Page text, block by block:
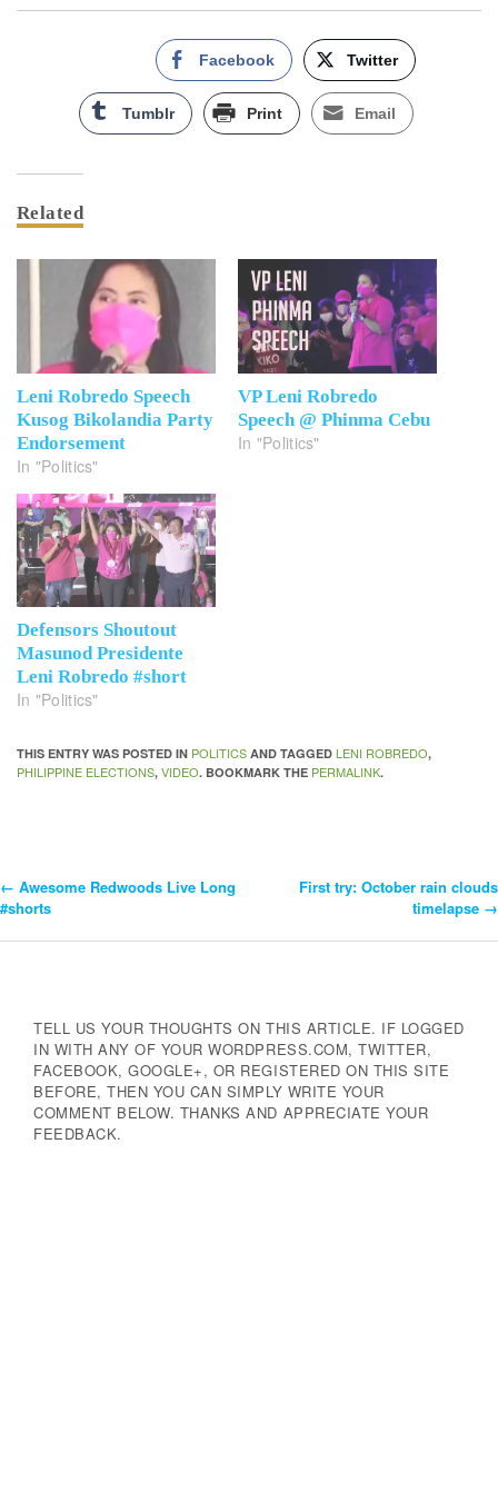
Facebook Twitter
Tumblr Print Email
Related
Leni Robredo Speech
Kusog Bikolandia Party
Endorsement
In "Politics"
VP Leni Robredo
Speech @ Phinma Cebu
In "Politics"
Defensors Shoutout
Masunod Presidente
Leni Robredo #short
In "Politics"
THIS ENTRY WAS POSTED IN POLITICS AND TAGGED LENI ROBREDO,
PHILIPPINE ELECTIONS, VIDEO. BOOKMARK THE PERMALINK.
Post
← Awesome Redwoods Live Long
#shorts
First try: October rain clouds
timelapse →
TELL US YOUR THOUGHTS ON THIS ARTICLE. IF LOGGED
IN WITH ANY OF YOUR WORDPRESS.COM, TWITTER,
FACEBOOK, GOOGLE+, OR REGISTERED ON THIS SITE
BEFORE, THEN YOU CAN SIMPLY WRITE YOUR
COMMENT BELOW. THANKS AND APPRECIATE YOUR
FEEDBACK.